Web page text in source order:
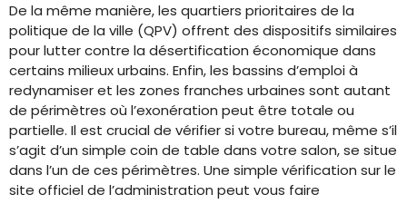
De la même manière, les quartiers prioritaires de la
politique de la ville (QPV) offrent des dispositifs similaires
pour lutter contre la désertification économique dans
certains milieux urbains. Enfin, les bassins d’emploi à
redynamiser et les zones franches urbaines sont autant
de périmètres où l’exonération peut être totale ou
partielle. Il est crucial de vérifier si votre bureau, même s’il
s’agit d’un simple coin de table dans votre salon, se situe
dans l’un de ces périmètres. Une simple vérification sur le
site officiel de l’administration peut vous faire